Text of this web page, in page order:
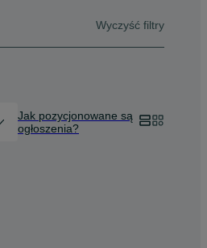
Wyczyść filtry
Jak pozycjonowane są
ogłoszenia?